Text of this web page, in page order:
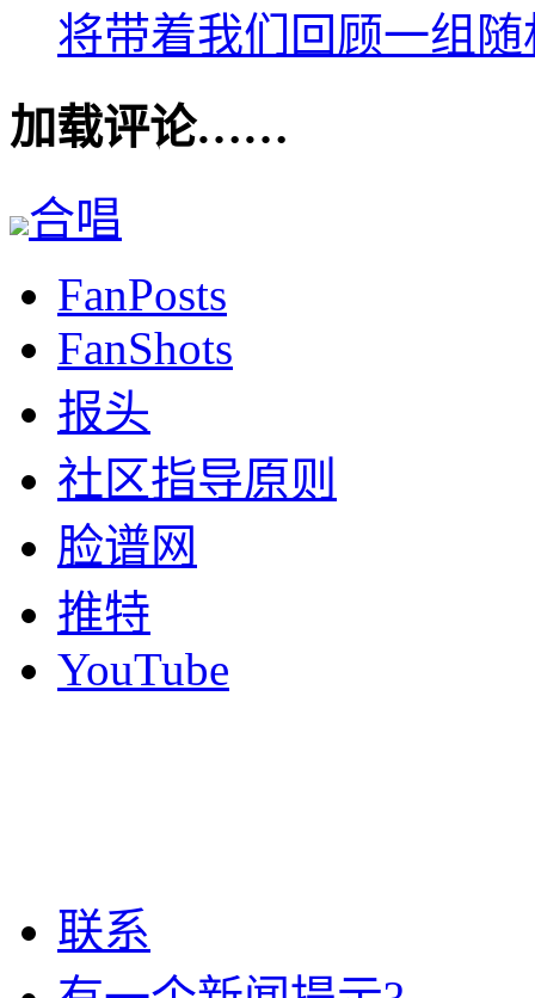
将带着我们回顾一组
加载评论……
合唱
FanPosts
FanShots
报头
社区指导原则
脸谱网
推特
YouTube
联系